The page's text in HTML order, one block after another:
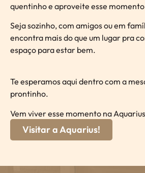
quentinho e aproveite esse momento
Seja sozinho, com amigos ou em
encontra mais do que um lugar pra
espaço para estar bem.
Te esperamos aqui dentro com a
prontinho.
Vem viver esse momento na
Visitar a Aquarius!